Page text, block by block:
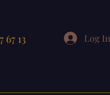
67 13 Log In